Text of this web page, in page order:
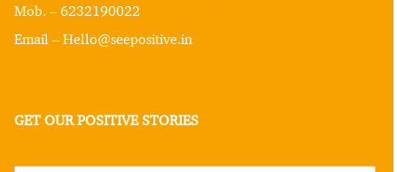
Mob. – 6232190022
Email – Hello@seepositive.in
GET OUR POSITIVE STORIES